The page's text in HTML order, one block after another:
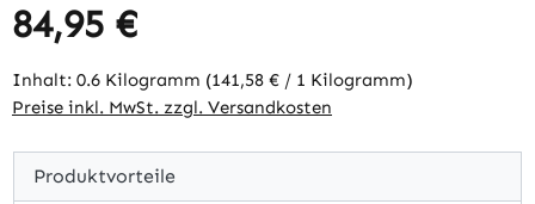
Regulärer Preis:
84,95 €
Inhalt: 0.6 Kilogramm (141,58 € / 1 Kilogramm)
Preise inkl. MwSt. zzgl. Versandkosten
Produktvorteile